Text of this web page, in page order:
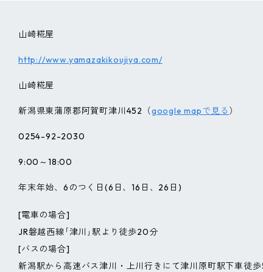
山崎糀屋
http://www.yamazakikoujiya.com/
山崎糀屋
新潟県東蒲原郡阿賀町津川452（google mapで見る ）
0254-92-2030
9:00～18:00
年末年始、6のつく日(6日、16日、26日)
[電車の場合]
JR磐越西線｢津川｣駅より徒歩20分
[バスの場合]
新潟駅から高速バス津川・上川行きにて津川原町駅下車徒